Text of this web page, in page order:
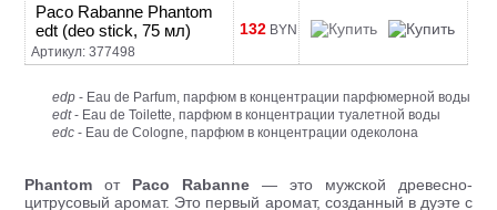
Paco Rabanne Phantom
edt (deo stick, 75 мл)
Артикул: 377498
132 BYN
edp - Eau de Parfum, парфюм в концентрации парфюмерной воды
edt- Eau de Toilette, парфюм в концентрации туалетной воды
edc - Eau de Cologne, парфюм в концентрации одеколона
Phantom от Paco Rabanne — это мужской древесно-
цитрусовый аромат. Это первый аромат, созданный в дуэте с